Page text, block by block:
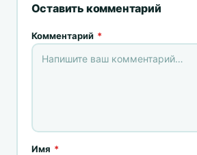
Оставить комментарий
Комментарий *
Имя *